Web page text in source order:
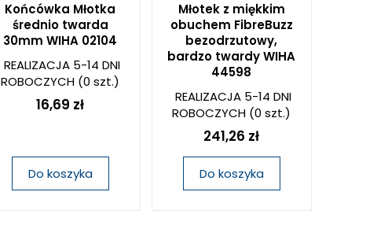
Końcówka Młotka
średnio twarda
30mm WIHA 02104
REALIZACJA 5-14 DNI
ROBOCZYCH (0 szt.)
16,69 zł
Do koszyka
Młotek z miękkim
obuchem FibreBuzz
bezodrzutowy,
bardzo twardy WIHA
44598
REALIZACJA 5-14 DNI
ROBOCZYCH (0 szt.)
241,26 zł
Do koszyka